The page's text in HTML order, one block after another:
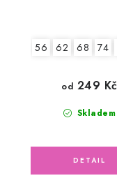
56 62 68 74
Skladem
od 249 Kč